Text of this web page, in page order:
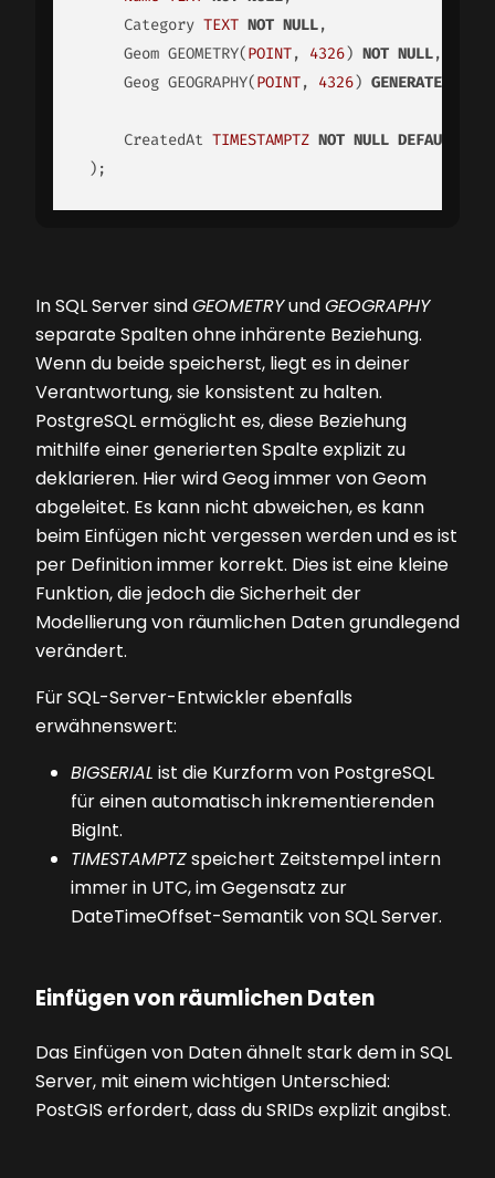
     Category
TEXT NOT NULL,
     Geom GEOMETRY(
POINT, 4326) NOT NULL,
     Geog GEOGRAPHY(
POINT, 4326) GENERATED
     CreatedAt
TIMESTAMPTZ NOT NULL DEFAULT
);
In SQL Server sindGEOMETRYundGEOGRAPHY
separate Spalten ohne inhärente Beziehung.
Wenn du beide speicherst, liegt es in deiner
Verantwortung, sie konsistent zu halten.
PostgreSQL ermöglicht es, diese Beziehung
mithilfe einer generierten Spalte explizit zu
deklarieren. Hier wird Geog immer von Geom
abgeleitet. Es kann nicht abweichen, es kann
beim Einfügen nicht vergessen werden und es ist
per Definition immer korrekt. Dies ist eine kleine
Funktion, die jedoch die Sicherheit der
Modellierung von räumlichen Daten grundlegend
verändert.
Für SQL-Server-Entwickler ebenfalls
erwähnenswert:
BIGSERIAL ist die Kurzform von PostgreSQL
für einen automatisch inkrementierenden
BigInt.
TIMESTAMPTZspeichert Zeitstempel intern
immer in UTC, im Gegensatz zur
DateTimeOffset-Semantik von SQL Server.
Einfügen von räumlichen Daten
Das Einfügen von Daten ähnelt stark dem in SQL
Server, mit einem wichtigen Unterschied:
PostGIS erfordert, dass du SRIDs explizit angibst.